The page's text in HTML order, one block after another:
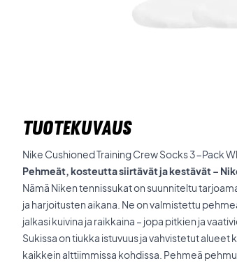
TUOTEKUVAUS
Nike Cushioned Training Crew Socks 3-Pack
Pehmeät, kosteutta siirtävät ja kestävät –
Nämä Niken tennissukat on suunniteltu
ja harjoitusten aikana. Ne on valmistettu
jalkasi kuivina ja raikkaina – jopa pitkien ja
Sukissa on tiukka istuvuus ja vahvistetut
kaikkein alttiimmissa kohdissa. Pehmeä